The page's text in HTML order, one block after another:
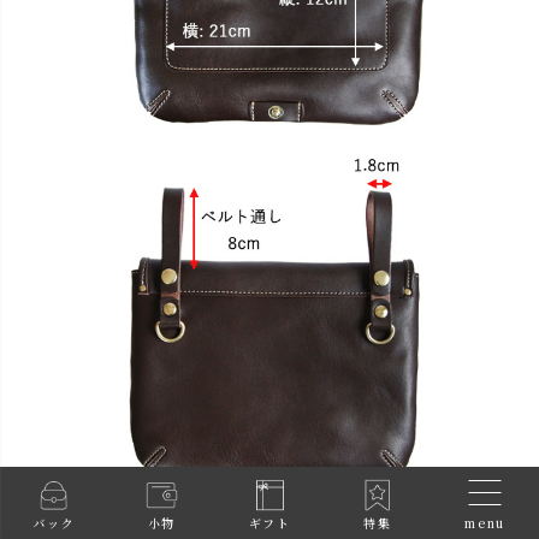
バック 小物 ギフト 特集 menu